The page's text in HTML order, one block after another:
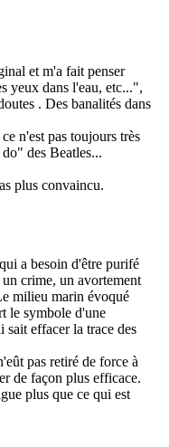
et m'a fait penser
yeux dans l'eau, etc...",
. Des banalités dans
n'est pas toujours très
des Beatles...
plus convaincu.
a besoin d'être purifé
crime, un avortement
milieu marin évoqué
le symbole d'une
effacer la trace des
pas retiré de force à
de façon plus efficace.
plus que ce qui est